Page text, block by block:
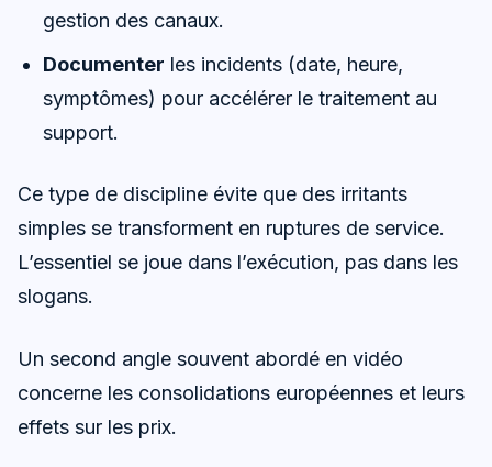
gestion des canaux.
Documenter les incidents (date, heure,
symptômes) pour accélérer le traitement au
support.
Ce type de discipline évite que des irritants
simples se transforment en ruptures de service.
L’essentiel se joue dans l’exécution, pas dans les
slogans.
Un second angle souvent abordé en vidéo
concerne les consolidations européennes et leurs
effets sur les prix.